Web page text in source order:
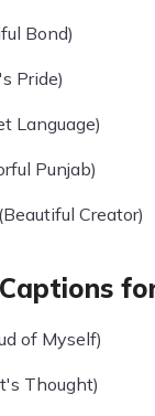
Bond)
Pride)
Language)
Punjab)
Creator)
of Myself)
Thought)